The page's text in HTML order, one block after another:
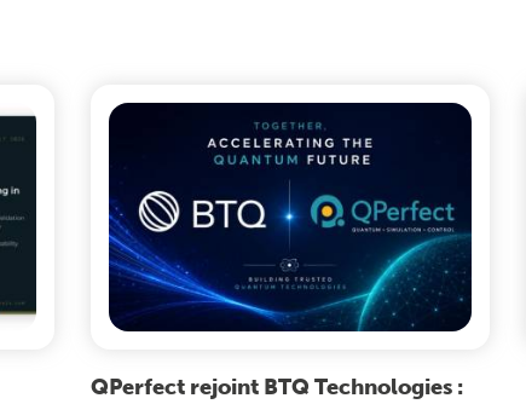
QPerfect rejoint BTQ Technologies :